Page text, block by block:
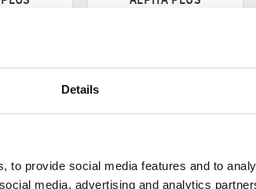
Details
to provide social media features and to
media, advertising and analytics
kombinerar lättupptagligt magnesium i form av
KR
Lägg till i favoriter
Kosttillskott med magnesium och
196KR
Lägg